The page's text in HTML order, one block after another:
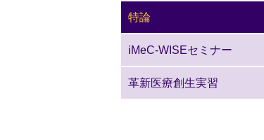
特論
iMeC-WISEセミナー
革新医療創生実習